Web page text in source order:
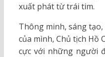
xuất phát từ trái tim.
Thông minh, sáng
của mình, Chủ tịch Hồ
cực với những người